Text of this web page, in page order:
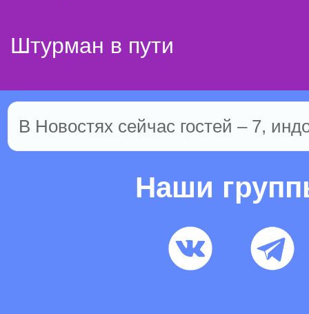
Штурман в пути
В Новостях сейчас гостей – 7,
Наши